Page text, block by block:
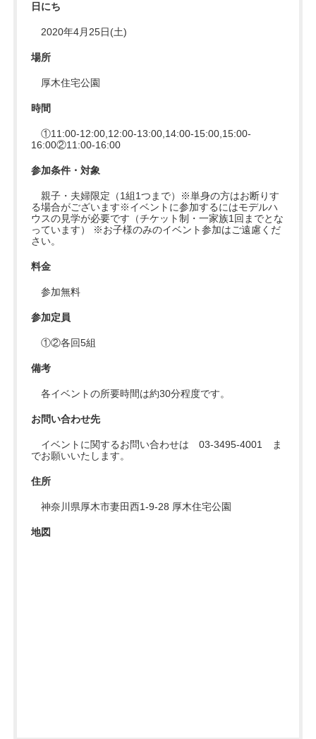
日にち
2020年4月25日(土)
場所
厚木住宅公園
時間
①11:00-12:00,12:00-13:00,14:00-15:00,15:00-
16:00②11:00-16:00
参加条件・対象
親子・夫婦限定（1組1つまで）※単身の方はお断りす
る場合がございます※イベントに参加するにはモデルハ
ウスの見学が必要です（チケット制・一家族1回までとな
っています） ※お子様のみのイベント参加はご遠慮くだ
さい。
料金
参加無料
参加定員
①②各回5組
備考
各イベントの所要時間は約30分程度です。
お問い合わせ先
イベントに関するお問い合わせは 03-3495-4001 ま
でお願いいたします。
住所
神奈川県厚木市妻田西1-9-28 厚木住宅公園
地図